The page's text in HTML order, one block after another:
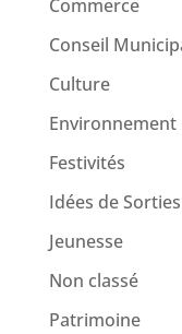
Commerce
Conseil
Culture
Environnement
Festivités
Idées de Sorties
Jeunesse
Non classé
Patrimoine